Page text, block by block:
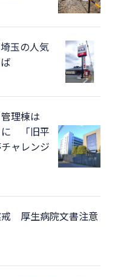
玉の人気
理棟は
に 「旧平
ャレンジ
戒 厚生病院文書注意